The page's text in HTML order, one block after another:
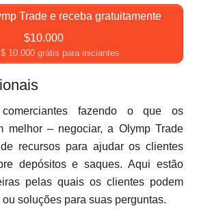
Trade e receba gratuitamente
$10.000
10.000 grátis para iniciantes
fazendo o que os
melhor – negociar, a Olymp Trade
recursos para ajudar os clientes
depósitos e saques. Aqui estão
pelas quais os clientes podem
soluções para suas perguntas.